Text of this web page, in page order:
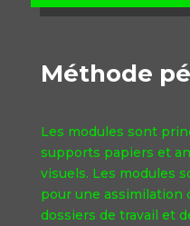
Méthode
Les modules sont
supports papiers et
visuels. Les modules
pour une assimilation
dossiers de travail et